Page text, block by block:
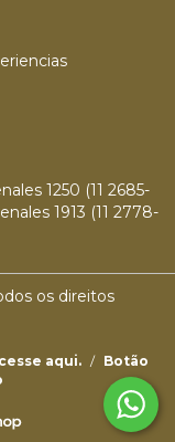
1250 (11 2685-
1913 (11 2778-
os direitos
aqui. /
Botão